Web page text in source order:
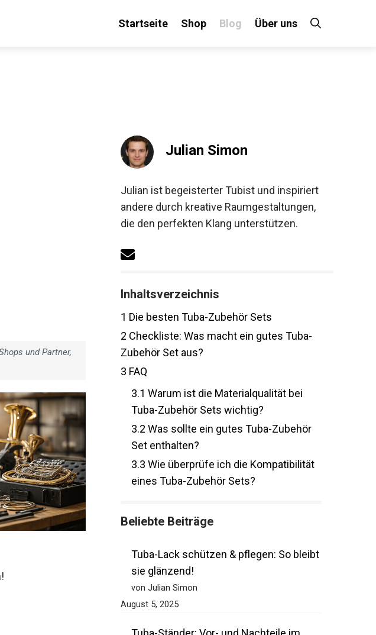
Startseite Shop Blog Über uns
und Partner,
Julian Simon
Julian ist begeisterter Tubist und inspiriert
andere durch kreative Raumgestaltungen,
die den perfekten Klang unterstützen.
Inhaltsverzeichnis
Die besten Tuba-Zubehör Sets
Checkliste: Was macht ein gutes Tuba-
Zubehör Set aus?
FAQ
3.1Warum ist die Materialqualität bei
Tuba-Zubehör Sets wichtig?
3.2Was sollte ein gutes Tuba-Zubehör
Set enthalten?
3.3Wie überprüfe ich die Kompatibilität
eines Tuba-Zubehör Sets?
Beliebte Beiträge
Tuba-Lack schützen & pflegen: So
bleibt sie glänzend!
von Julian Simon
August 5, 2025